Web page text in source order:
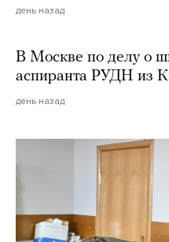
день назад
В Москве по делу о
аспиранта РУДН из
день назад